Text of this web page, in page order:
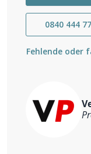
0840 444
Fehlende oder